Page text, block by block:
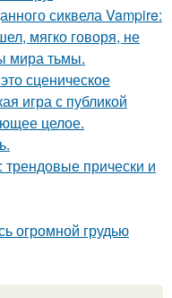
сиквела Vampire:
мягко говоря, не
мира тьмы.
сценическое
игра с публикой
целое.
прически и
огромной грудью